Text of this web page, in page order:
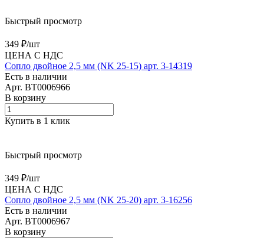
Быстрый просмотр
349 ₽/шт
ЦЕНА С НДС
Сопло двойное 2,5 мм (NK 25-15) арт. 3-14319
Есть в наличии
Арт. BT0006966
В корзину
Купить в 1 клик
Быстрый просмотр
349 ₽/шт
ЦЕНА С НДС
Сопло двойное 2,5 мм (NK 25-20) арт. 3-16256
Есть в наличии
Арт. BT0006967
В корзину